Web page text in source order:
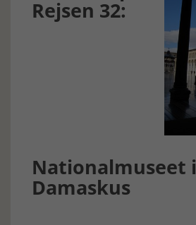
Rejsen 32:
Nationalmuseet i
Damaskus